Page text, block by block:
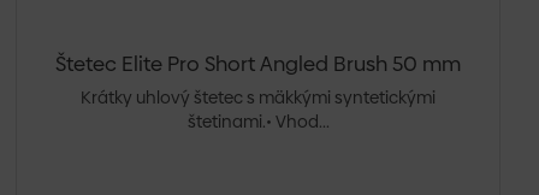
Štetec Elite Pro Short Angled Brush 50 mm
Krátky uhlový štetec s mäkkými syntetickými
štetinami.• Vhod...